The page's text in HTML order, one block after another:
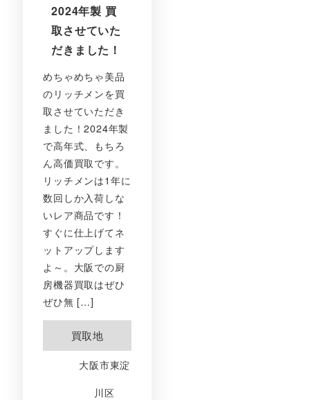
2024年製 買
取させていた
だきました！
めちゃめちゃ美品
のリッチメンを買
取させていただき
ました！2024年製
で高年式、もちろ
ん高価買取です。
リッチメンは1年に
数回しか入荷しな
いレア商品です！
すぐに仕上げてネ
ットアップします
よ～。大阪での厨
房機器買取はぜひ
ぜひ無 […]
買取地
大阪市東淀
川区